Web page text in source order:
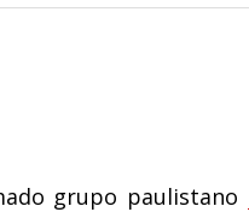
grupo paulistano